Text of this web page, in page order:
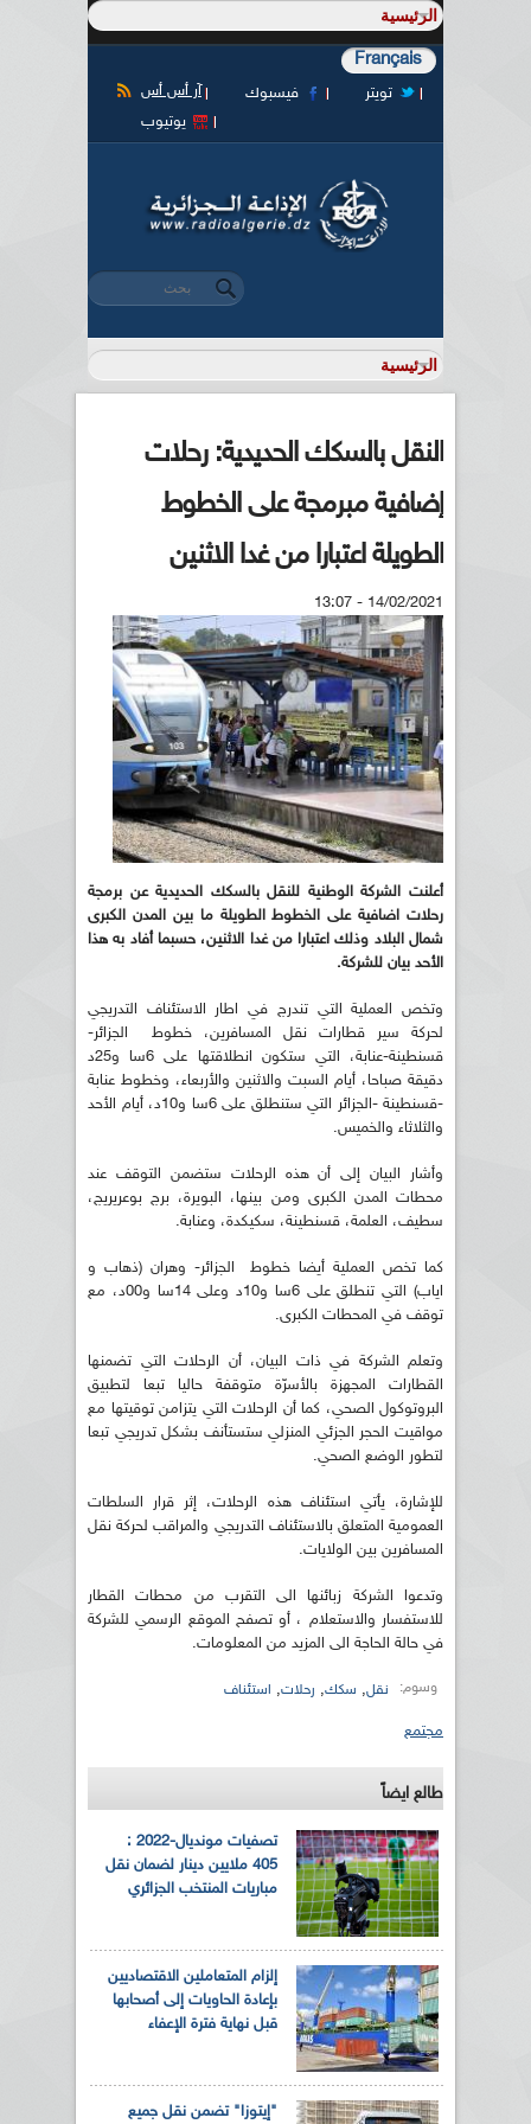
Français
آر أس أس فيسبوك
تويتر
يوتيوب
استمارة البحث
‏بحث ‏
النقل بالسكك الحديدية: رحلات
إضافية مبرمجة على الخطوط
الطويلة اعتبارا من غدا الاثنين
14/02/2021 - 13:07
أعلنت الشركة الوطنية للنقل بالسكك الحديدية عن برمجة
رحلات اضافية على الخطوط الطويلة ما بين المدن الكبرى
شمال البلاد وذلك اعتبارا من غدا الاثنين، حسبما أفاد به هذا
الأحد بيان للشركة.
وتخص العملية التي تندرج في اطار الاستئناف التدريجي
لحركة سير قطارات نقل المسافرين، خطوط الجزائر-
قسنطينة-عنابة، التي ستكون انطلاقتها على 6سا و25د
دقيقة صباحا، أيام السبت والاثنين والأربعاء، وخطوط عنابة
-قسنطينة -الجزائر التي ستنطلق على 6سا و10د، أيام الأحد
والثلاثاء والخميس.
وأشار البيان إلى أن هذه الرحلات ستضمن التوقف عند
محطات المدن الكبرى ومن بينها، البويرة، برج بوعريريج،
سطيف، العلمة، قسنطينة، سكيكدة، وعنابة.
كما تخص العملية أيضا خطوط الجزائر- وهران (ذهاب و
اياب) التي تنطلق على 6سا و10د وعلى 14سا و00د، مع
توقف في المحطات الكبرى.
وتعلم الشركة في ذات البيان، أن الرحلات التي تضمنها
القطارات المجهزة بالأسرّة متوقفة حاليا تبعا لتطبيق
البروتوكول الصحي، كما أن الرحلات التي يتزامن توقيتها مع
مواقيت الحجر الجزئي المنزلي ستستأنف بشكل تدريجي تبعا
لتطور الوضع الصحي.
للإشارة، يأتي استئناف هذه الرحلات، إثر قرار السلطات
العمومية المتعلق بالاستئناف التدريجي والمراقب لحركة نقل
المسافرين بين الولايات.
وتدعوا الشركة زبائنها الى التقرب من محطات القطار
للاستفسار والاستعلام ، أو تصفح الموقع الرسمي للشركة
في حالة الحاجة الى المزيد من المعلومات.
وسوم: نقل, سكك, رحلات, استئناف
مجتمع
طالع ايضاً
تصفيات مونديال-2022 :
405 ملايين دينار لضمان نقل
مباريات المنتخب الجزائري
إلزام المتعاملين الاقتصاديين
بإعادة الحاويات إلى أصحابها
قبل نهاية فترة الإعفاء
"إيتوزا" تضمن نقل جميع